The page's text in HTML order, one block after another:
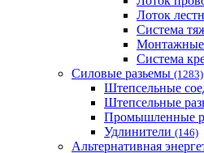
Лоток
Система
Монтажные
Система
Силовые разьемы (1283)
Штепсельные
Штепсельные
Промышленные
Удлинители (146)
Альтернативная